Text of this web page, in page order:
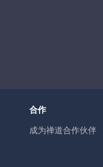
合作
成为禅道合作伙伴